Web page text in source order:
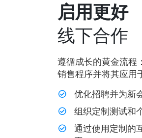
启用更好
线下合作
遵循成长的黄金流
销售程序并将其应用
优化招聘并为新
组织定制测试和
通过使用定制的